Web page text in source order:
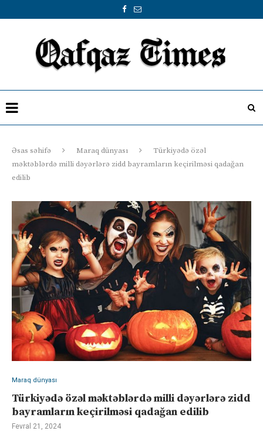
Əsas səhifə Maraq dünyası
Türkiyədə özəl
məktəblərdə milli dəyərlərə zidd bayramların keçirilməsi qadağan
edilib
Maraq dünyası
Türkiyədə özəl məktəblərdə milli dəyərlərə zidd
bayramların keçirilməsi qadağan edilib
Fevral 21, 2024